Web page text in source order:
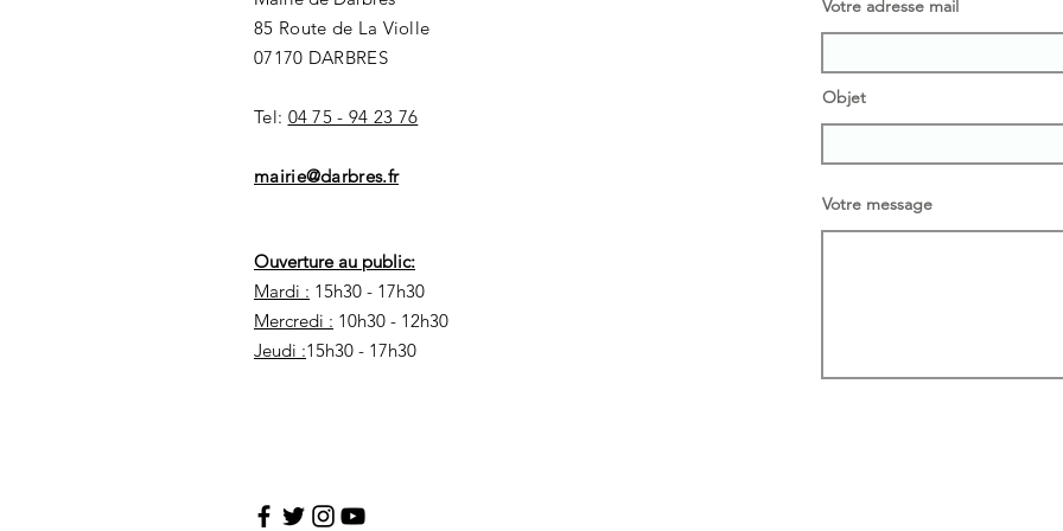
85 Route de La Violle
07170 DARBRES
Tel: 04 75 - 94 23 76
mairie@darbres.fr
Ouverture au public:
Mardi : 15h30 - 17h30
Mercredi : 10h30 - 12h30
Jeudi :15h30 - 17h30
Votre adresse mail
Objet
Votre message